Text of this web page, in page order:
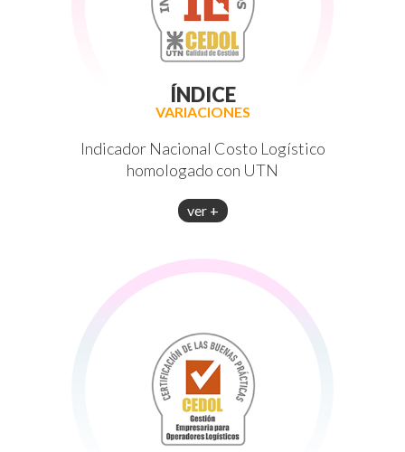
ÍNDICE
VARIACIONES
Indicador Nacional Costo Logístico
homologado con UTN
ver +